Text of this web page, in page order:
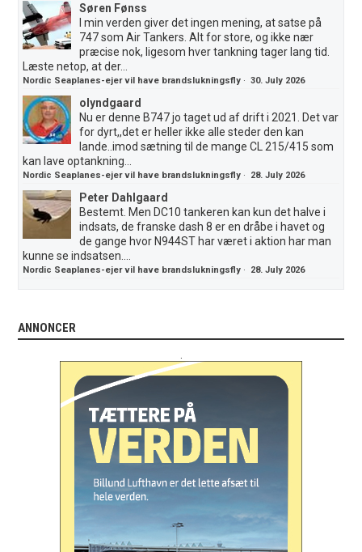
Søren Fønss
I min verden giver det ingen mening, at satse på
747 som Air Tankers. Alt for store, og ikke nær
præcise nok, ligesom hver tankning tager lang tid.
Læste netop, at der...
Nordic Seaplanes-ejer vil have brandslukningsfly ·30. July 2026
olyndgaard
Nu er denne B747 jo taget ud af drift i 2021. Det var
for dyrt,,det er heller ikke alle steder den kan
lande..imod sætning til de mange CL 215/415 som
kan lave optankning...
Nordic Seaplanes-ejer vil have brandslukningsfly · 28. July 2026
Peter Dahlgaard
Bestemt. Men DC10 tankeren kan kun det halve i
indsats, de franske dash 8 er en dråbe i havet og
de gange hvor N944ST har været i aktion har man
kunne se indsatsen....
Nordic Seaplanes-ejer vil have brandslukningsfly · 28. July 2026
ANNONCER